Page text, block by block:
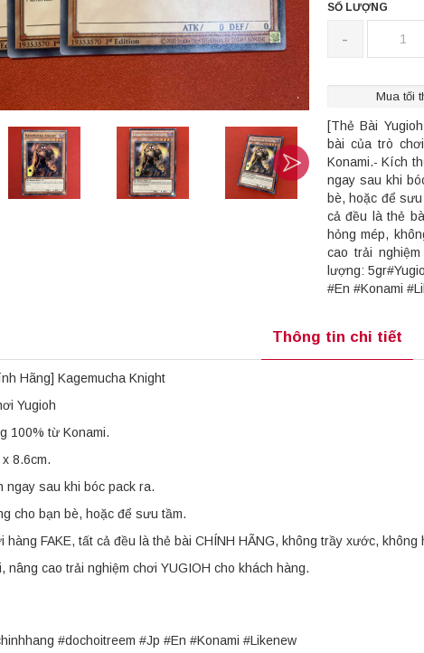
SỐ LƯỢNG
-
Mua tối
[Thẻ Bài
bài của trò
Konami.- Kích
ngay sau khi
bè, hoặc để
cả đều là thẻ
hỏng mép,
cao trải
lượng:
#En #Konami
Thông tin chi tiết
Hãng] Kagemucha Knight
Yugioh
100% từ Konami.
8.6cm.
ngay sau khi bóc pack ra.
cho bạn bè, hoặc để sưu tầm.
hàng FAKE, tất cả đều là thẻ bài CHÍNH HÃNG, không trầy xước,
nâng cao trải nghiệm chơi YUGIOH cho khách hàng.
#dochoitreem #Jp #En #Konami #Likenew